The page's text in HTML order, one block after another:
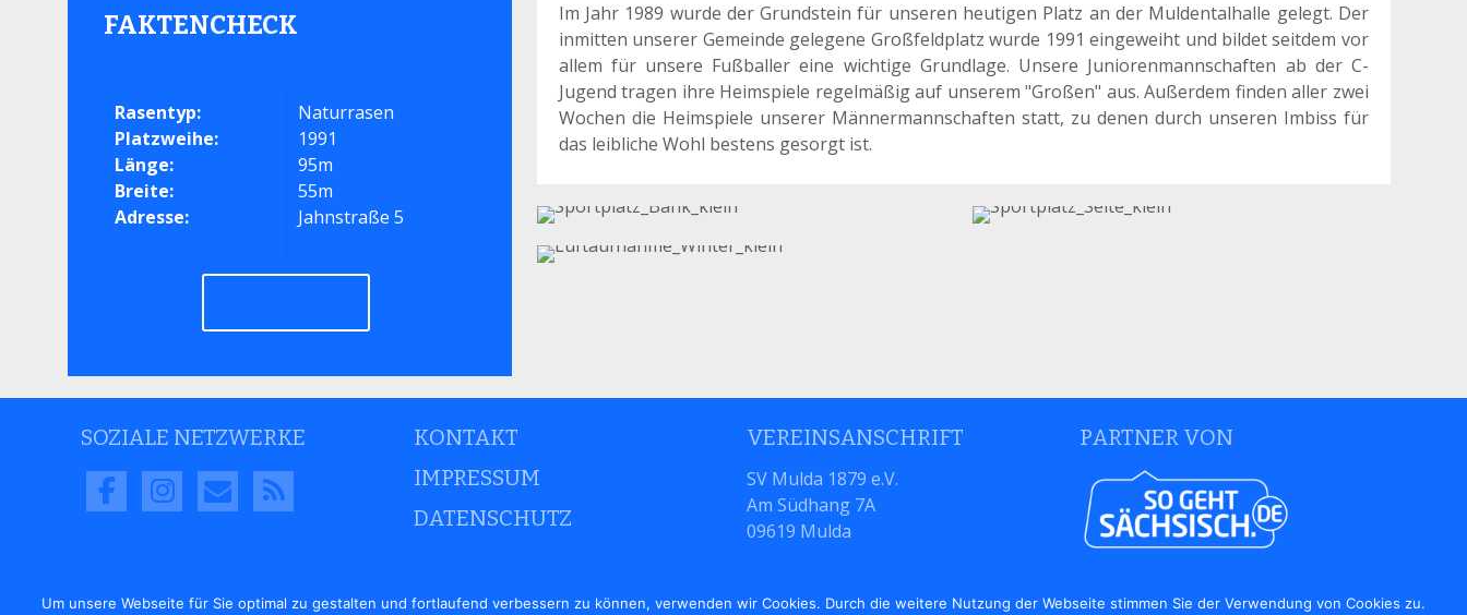
FAKTENCHECK
Rasentyp:
Platzweihe:
Länge:
Breite:
Adresse:
Naturrasen
1991
95m
55m
Jahnstraße 5
Im Jahr 1989 wurde der Grundstein für unseren heutigen Platz an der Muldentalhalle gelegt. Der
inmitten unserer Gemeinde gelegene Großfeldplatz wurde 1991 eingeweiht und bildet seitdem vor
allem für unsere Fußballer eine wichtige Grundlage. Unsere Juniorenmannschaften ab der C-
Jugend tragen ihre Heimspiele regelmäßig auf unserem "Großen" aus. Außerdem finden aller zwei
Wochen die Heimspiele unserer Männermannschaften statt, zu denen durch unseren Imbiss für
das leibliche Wohl bestens gesorgt ist.
SOZIALE NETZWERKE
KONTAKT
IMPRESSUM
DATENSCHUTZ
VEREINSANSCHRIFT
SV Mulda 1879 e.V.
Am Südhang 7A
09619 Mulda
PARTNER VON
Um unsere Webseite für Sie optimal zu gestalten und fortlaufend verbessern zu können, verwenden wir Cookies. Durch die weitere Nutzung der Webseite stimmen Sie der Verwendung von Cookies zu.